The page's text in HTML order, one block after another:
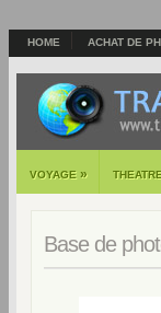
HOME ACHAT DE
VOYAGE »
Base de